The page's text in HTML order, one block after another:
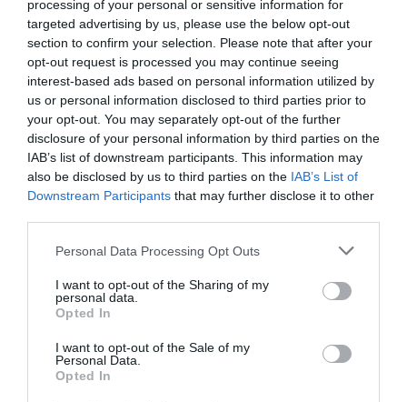
processing of your personal or sensitive information for
targeted advertising by us, please use the below opt-out
section to confirm your selection. Please note that after your
opt-out request is processed you may continue seeing
interest-based ads based on personal information utilized by
us or personal information disclosed to third parties prior to
your opt-out. You may separately opt-out of the further
disclosure of your personal information by third parties on the
IAB’s list of downstream participants. This information may
also be disclosed by us to third parties on the IAB’s List of
Downstream Participants that may further disclose it to other
Personal Data Processing Opt Outs
I want to opt-out of the Sharing of my
personal data.
Opted In
I want to opt-out of the Sale of my
Personal Data.
Opted In
Tags: ΦΟΡΟΛΟΓΙΑ
ΔΗΜΟΣΊΕΥΣΗ ΣΧΟΛΊΟΥ
0 Σχόλια